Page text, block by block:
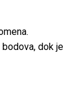
dok je